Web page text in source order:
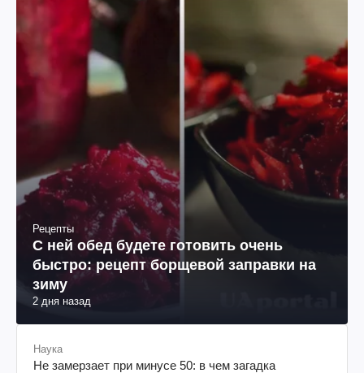
Рецепты
С ней обед будете готовить очень
быстро: рецепт борщевой заправки на
зиму
2 дня назад
Наука
Не замерзает при минусе 50: в чем загадка